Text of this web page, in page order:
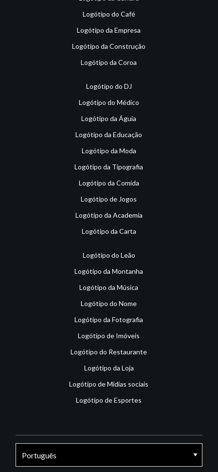
Logótipo do Café
Logótipo da Empresa
Logótipo da Construção
Logótipo da Coroa
Logótipo do DJ
Logótipo do Médico
Logótipo da Águia
Logótipo da Educação
Logótipo da Moda
Logótipo da Tipografia
Logótipo da Comida
Logótipo de Jogos
Logótipo da Academia
Logótipo da Carta
Logótipo do Leão
Logótipo da Montanha
Logótipo da Música
Logótipo do Nome
Logótipo da Fotografia
Logótipo de Imóveis
Logótipo do Restaurante
Logótipo da Loja
Logótipo de Mídias sociais
Logótipo de Esportes